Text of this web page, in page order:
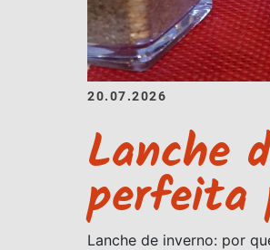
20.07.2026
Lanche
perfeita
Lanche de inverno: por